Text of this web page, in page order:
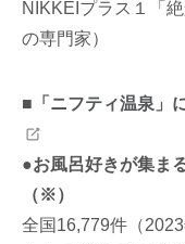
NIKKEIプラス１「
の専門家）
■「ニフティ温泉」
●お風呂好きが集ま
（※）
全国16,779件（